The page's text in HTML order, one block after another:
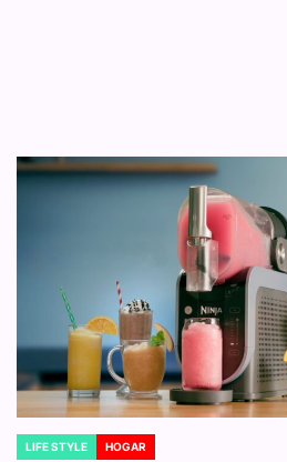
POSTED
LIFE STYLE HOGAR